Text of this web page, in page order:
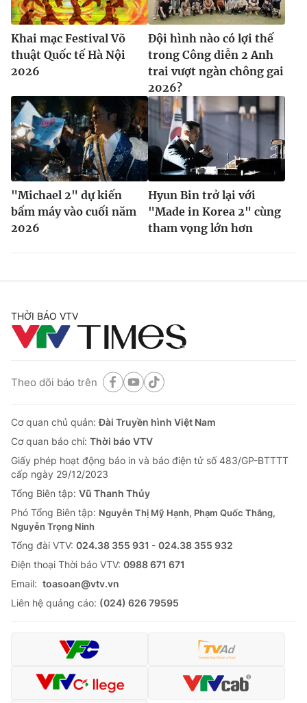
Khai mạc Festival Võ
thuật Quốc tế Hà Nội
2026
Đội hình nào có lợi thế
trong Công diễn 2 Anh
trai vượt ngàn chông gai
2026?
"Michael 2" dự kiến
bấm máy vào cuối năm
2026
Hyun Bin trở lại với
"Made in Korea 2" cùng
tham vọng lớn hơn
THỜI BÁO VTV
Theo dõi báo trên
Cơ quan chủ quản:Đài Truyền hình Việt Nam
Cơ quan báo chí: Thời báo VTV
Giấy phép hoạt động báo in và báo điện tử số 483/GP-BTTTT
cấp ngày 29/12/2023
Tổng Biên tập: Vũ Thanh Thủy
Phó Tổng Biên tập: Nguyễn Thị Mỹ Hạnh, Phạm Quốc Thắng,
Nguyễn Trọng Ninh
Tổng đài VTV: 024.38 355 931 - 024.38 355 932
Ðiện thoại Thời báo VTV: 0988 671 671
Email: toasoan@vtv.vn
Liên hệ quảng cáo: (024) 626 79595